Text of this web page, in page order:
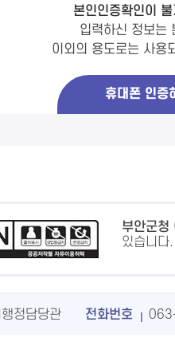
본인인증확인이
입력하신 정보는
이외의 용도로는 사용
휴대폰 인증
부안군청
있습니다.
정담당관 전화번호